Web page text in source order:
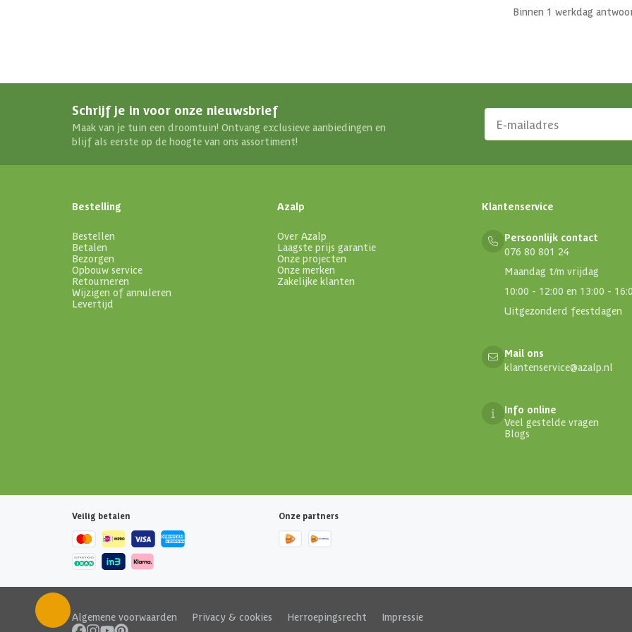
Binnen 1 werkdag
Schrijf je in voor onze nieuwsbrief
Maak van je tuin een droomtuin! Ontvang exclusieve aanbiedingen en
blijf als eerste op de hoogte van ons assortiment!
Bestelling
Bestellen
Betalen
Bezorgen
Opbouw service
Retourneren
Wijzigen of annuleren
Levertijd
Azalp
Over Azalp
Laagste prijs garantie
Onze projecten
Onze merken
Zakelijke klanten
Klantenservice
Persoonlijk contact
076 80 801 24
Maandag t/m vrijdag
10:00 - 12:00 en 13:00 -
Uitgezonderd feestdagen
Mail ons
klantenservice@azalp.nl
Info online
Veel gestelde vragen
Blogs
Veilig betalen Onze partners
Algemene voorwaarden Privacy & cookies Herroepingsrecht Impressie